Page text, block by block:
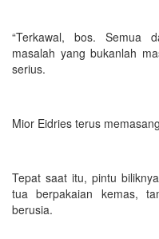
“Terkawal, bos. Semua
masalah yang bukanlah
serius.
Mior Eidries terus
Tepat saat itu, pintu
tua berpakaian kemas,
berusia.